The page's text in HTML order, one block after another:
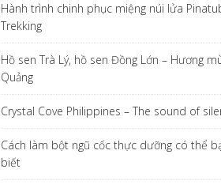
Hành trình chinh phục miệng núi lửa
Trekking
Hồ sen Trà Lý, hồ sen Đồng Lớn – Hương
Quảng
Crystal Cove Philippines – The sound of
Cách làm bột ngũ cốc thực dưỡng có thể
biết